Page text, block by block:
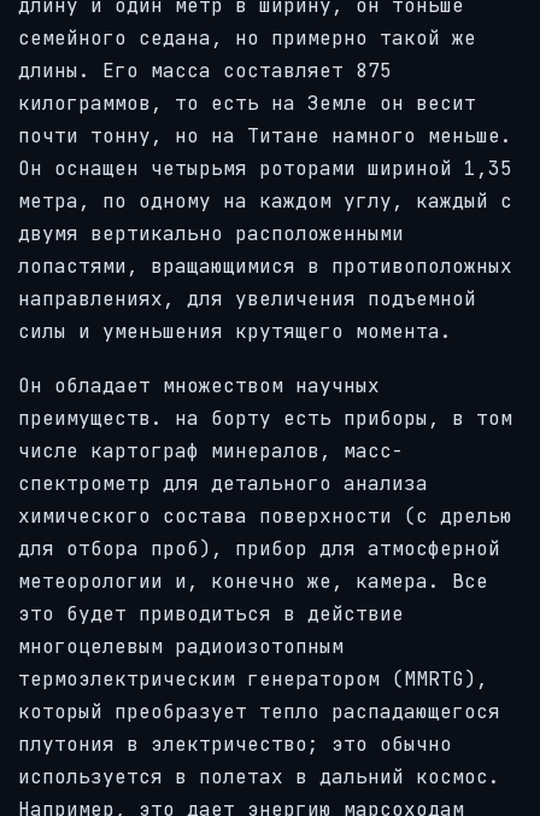
длину и один метр в ширину, он тоньше
семейного седана, но примерно такой же
длины. Его масса составляет 875
килограммов, то есть на Земле он весит
почти тонну, но на Титане намного меньше.
Он оснащен четырьмя роторами шириной 1,35
метра, по одному на каждом углу, каждый с
двумя вертикально расположенными
лопастями, вращающимися в противоположных
направлениях, для увеличения подъемной
силы и уменьшения крутящего момента.
Он обладает множеством научных
преимуществ. на борту есть приборы, в том
числе картограф минералов, масс-
спектрометр для детального анализа
химического состава поверхности (с дрелью
для отбора проб), прибор для атмосферной
метеорологии и, конечно же, камера. Все
это будет приводиться в действие
многоцелевым радиоизотопным
термоэлектрическим генератором (MMRTG),
который преобразует тепло распадающегося
плутония в электричество; это обычно
используется в полетах в дальний космос.
Например, это дает энергию марсоходам